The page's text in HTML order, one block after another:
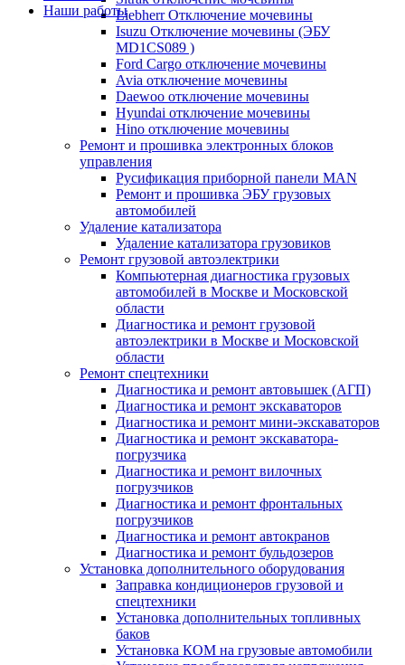
Наши работыLiebherr Отключение мочевины
Isuzu Отключение мочевины (ЭБУ
MD1CS089 )
Ford Cargo отключение мочевины
Avia отключение мочевины
Daewoo отключение мочевины
Hyundai отключение мочевины
Hino отключение мочевины
Ремонт и прошивка электронных блоков
управления
Русификация приборной панели MAN
Ремонт и прошивка ЭБУ грузовых
автомобилей
Удаление катализатора
Удаление катализатора грузовиков
Ремонт грузовой автоэлектрики
Компьютерная диагностика грузовых
автомобилей в Москве и Московской
области
Диагностика и ремонт грузовой
автоэлектрики в Москве и Московской
области
Ремонт спецтехники
Диагностика и ремонт автовышек (АГП)
Диагностика и ремонт экскаваторов
Диагностика и ремонт мини-экскаваторов
Диагностика и ремонт экскаватора-
погрузчика
Диагностика и ремонт вилочных
погрузчиков
Диагностика и ремонт фронтальных
погрузчиков
Диагностика и ремонт автокранов
Диагностика и ремонт бульдозеров
Установка дополнительного оборудования
Заправка кондиционеров грузовой и
спецтехники
Установка дополнительных топливных
баков
Установка КОМ на грузовые автомобили